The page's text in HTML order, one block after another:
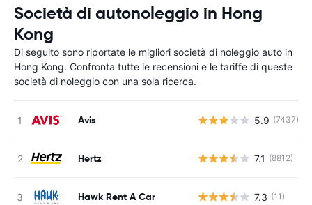
Società di autonoleggio in Hong
Kong
Di seguito sono riportate le migliori società di noleggio auto in
Hong Kong. Confronta tutte le recensioni e le tariffe di queste
società di noleggio con una sola ricerca.
Avis 5.9 (7437)
Hertz 7.1 (8812)
Hawk Rent A Car 7.3 (11)